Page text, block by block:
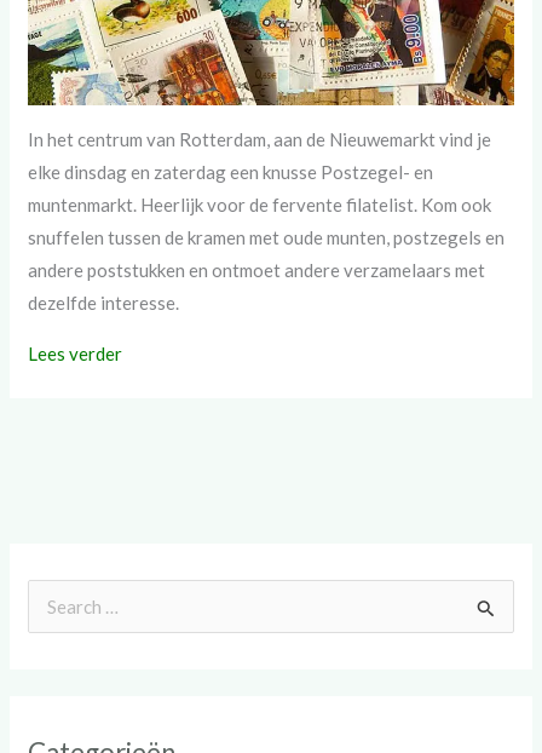
In het centrum van Rotterdam, aan de Nieuwemarkt vind je
elke dinsdag en zaterdag een knusse Postzegel- en
muntenmarkt. Heerlijk voor de fervente filatelist. Kom ook
snuffelen tussen de kramen met oude munten, postzegels en
andere poststukken en ontmoet andere verzamelaars met
dezelfde interesse.
Lees verder